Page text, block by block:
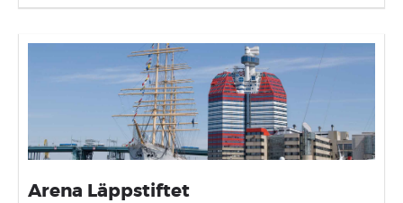
Arena Läppstiftet